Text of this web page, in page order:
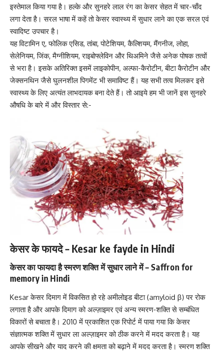
इस्तेमाल किया गया है। हल्के और सुनहरे लाल रंग का केसर सेहत में चार-चाँद
लगा देता है। सरल भाषा में कहें तो केसर स्वास्थ्य में सुधार लाने का एक सरल एवं
स्वादिष्ट उपचार है।
यहविटामिन ए, फोलिक एसिड, तांबा,पोटेशियम, कैल्शियम, मैंगनीज, लोहा,
सेलेनियम, जिंक, मैग्नीशियम, राइबोफ्लेविन और थिअमिने जैसे अनेक पोषक तत्वों
से भरा है। इसके अतिरिक्त इसमें लाइकोपीन, अल्फा-कैरोटीन, बीटा कैरोटीन और
जेक्सनथिन जैसे घुलनशील पिगमेंट भी समाविष्ट हैं। यह सभी तत्व मिलकर इसे
स्वास्थ्य के लिए अत्यंत लाभदायक बना देते हैं। तो आइये हम भी जानें इस सुनहरे
औषधि के बारे में और विस्तार से:-
केसर के फायदे – Kesar ke fayde in Hindi
केसर का फायदा है स्मरण शक्ति में सुधार लाने में – Saffron for
memory in Hindi
Kesar केसर दिमाग में विकसित हो रहेअमीलोइड बीटा (amyloid β) पर रोक
लगाता है और आपके दिमाग को अल्ज़ाइमर एवं अन्य स्मरण-शक्ति से सम्बंधित
विकारों से बचाता है। 2010 में प्रकाशित एक रिपोर्ट में पाया गया कि केसर
संज्ञात्मक शक्ति में सुधार ला अल्ज़ाइमर को ठीक करने में मदद करता है। यह
आपके सीखने और याद करने की क्षमता को बढ़ाने में मदद करता है। स्मरण शक्ति